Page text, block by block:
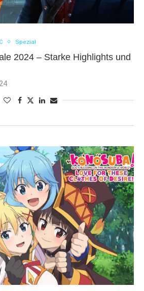
Spezial
2024 – Starke Highlights und